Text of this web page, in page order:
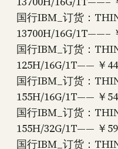
国行IBM_订货：
13700H/16G/1T——–
国行IBM_订货：
125H/16G/1T—— ￥
国行IBM_订货：
155H/16G/1T—— ￥
国行IBM_订货：
155H/32G/1T—— ￥
国行IBM_订货：